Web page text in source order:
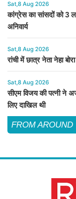
Sat,8 Aug 2026
कांग्रेस का सांसदों को 3
अनिवार्य
Sat,8 Aug 2026
रांची में छात्र नेता नेहा
Sat,8 Aug 2026
सीएम विजय की पत्नी ने
लिए दाखिल थी
FROM AROUND